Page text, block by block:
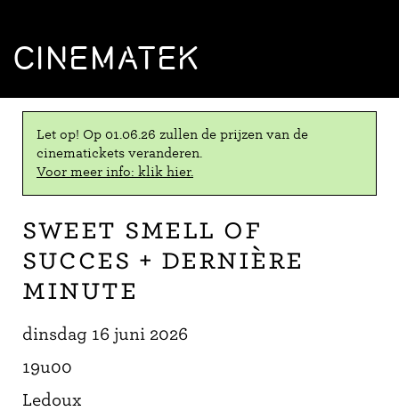
CINEMATEK
Let op! Op 01.06.26 zullen de prijzen van de
cinematickets veranderen.
Voor meer info: klik hier.
Sweet Smell of
Succes + Dernière
Minute
dinsdag 16 juni 2026
19u00
Ledoux